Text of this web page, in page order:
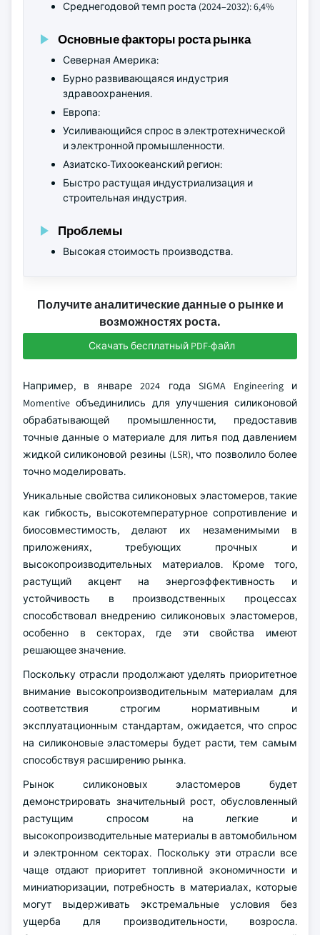
Среднегодовой темп роста (2024–2032): 6,4%
Основные факторы роста рынка
Северная Америка:
Бурно развивающаяся индустрия
здравоохранения.
Европа:
Усиливающийся спрос в электротехнической
и электронной промышленности.
Азиатско-Тихоокеанский регион:
Быстро растущая индустриализация и
строительная индустрия.
Проблемы
Высокая стоимость производства.
Получите аналитические данные о рынке и
возможностях роста.
Скачать бесплатный PDF-файл
Например, в январе 2024 года SIGMA Engineering и
Momentive объединились для улучшения силиконовой
обрабатывающей промышленности, предоставив
точные данные о материале для литья под давлением
жидкой силиконовой резины (LSR), что позволило более
точно моделировать.
Уникальные свойства силиконовых эластомеров, такие
как гибкость, высокотемпературное сопротивление и
биосовместимость, делают их незаменимыми в
приложениях, требующих прочных и
высокопроизводительных материалов. Кроме того,
растущий акцент на энергоэффективность и
устойчивость в производственных процессах
способствовал внедрению силиконовых эластомеров,
особенно в секторах, где эти свойства имеют
решающее значение.
Поскольку отрасли продолжают уделять приоритетное
внимание высокопроизводительным материалам для
соответствия строгим нормативным и
эксплуатационным стандартам, ожидается, что спрос
на силиконовые эластомеры будет расти, тем самым
способствуя расширению рынка.
Рынок силиконовых эластомеров будет
демонстрировать значительный рост, обусловленный
растущим спросом на легкие и
высокопроизводительные материалы в автомобильном
и электронном секторах. Поскольку эти отрасли все
чаще отдают приоритет топливной экономичности и
миниатюризации, потребность в материалах, которые
могут выдерживать экстремальные условия без
ущерба для производительности, возросла.